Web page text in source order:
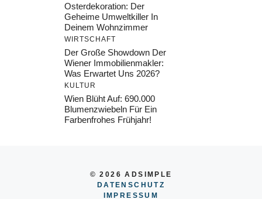
Osterdekoration: Der
Geheime Umweltkiller In
Deinem Wohnzimmer
WIRTSCHAFT
Der Große Showdown Der
Wiener Immobilienmakler:
Was Erwartet Uns 2026?
KULTUR
Wien Blüht Auf: 690.000
Blumenzwiebeln Für Ein
Farbenfrohes Frühjahr!
© 2026 ADSIMPLE
DATENSCHUTZ
IMPRESSUM